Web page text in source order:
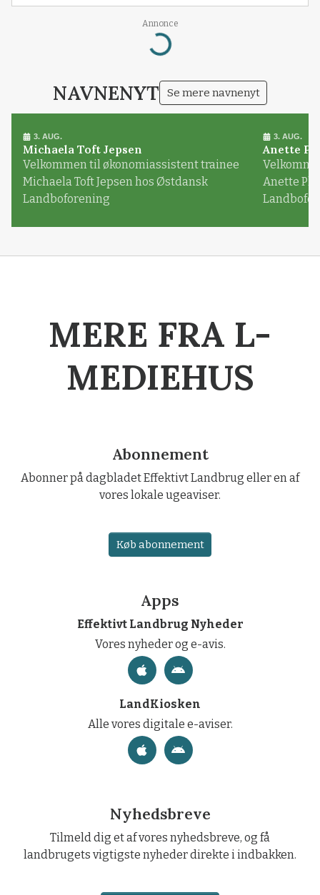
Annonce
Loading...
NAVNENYT Se mere navnenyt
3. AUG.
Michaela Toft Jepsen
Velkommen til økonomiassistent trainee
Michaela Toft Jepsen hos Østdansk
Landboforening
3. AUG.
Anette
Anette
MERE FRA L-
MEDIEHUS
Abonnement
Abonner på dagbladet Effektivt Landbrug eller en af
vores lokale ugeaviser.
Køb abonnement
Apps
Effektivt Landbrug Nyheder
Vores nyheder og e-avis.
LandKiosken
Alle vores digitale e-aviser.
Nyhedsbreve
Tilmeld dig et af vores nyhedsbreve, og få
landbrugets vigtigste nyheder direkte i indbakken.